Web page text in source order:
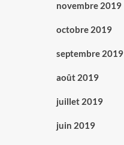
novembre 2019
octobre 2019
septembre 2019
août 2019
juillet 2019
juin 2019